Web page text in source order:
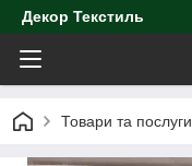
Декор Текстиль
Товари та послуги